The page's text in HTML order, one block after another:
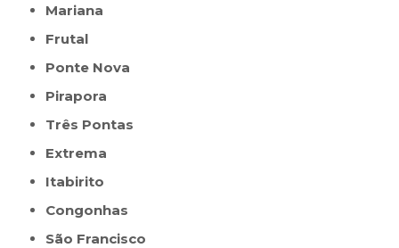
Mariana
Frutal
Ponte Nova
Pirapora
Três Pontas
Extrema
Itabirito
Congonhas
São Francisco